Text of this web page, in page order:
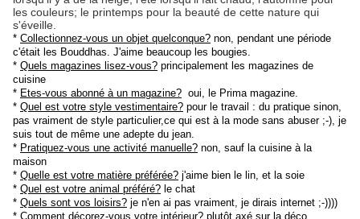
les couleurs; le printemps pour la beauté de cette nature qui
s'éveille.
* Collectionnez-vous un objet quelconque? non, pendant une période
c'était les Bouddhas. J'aime beaucoup les bougies.
* Quels magazines lisez-vous? principalement les magazines de
cuisine
* Etes-vous abonné à un magazine? oui, le Prima magazine.
* Quel est votre style vestimentaire? pour le travail : du pratique sinon,
pas vraiment de style particulier,ce qui est à la mode sans abuser ;-), je
suis tout de même une adepte du jean.
* Pratiquez-vous une activité manuelle? non, sauf la cuisine à la
maison
* Quelle est votre matière préférée? j'aime bien le lin, et la soie
* Quel est votre animal préféré? le chat
* Quels sont vos loisirs? je n'en ai pas vraiment, je dirais internet ;-))))
* Comment décorez-vous votre intérieur? plutôt axé sur la déco